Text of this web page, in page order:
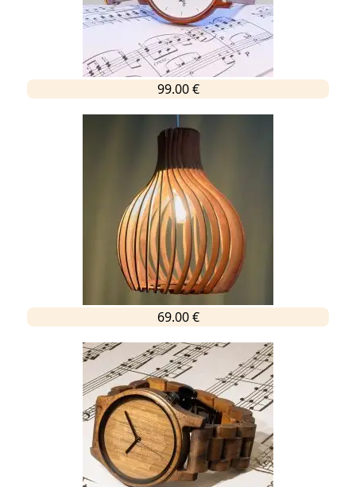
99.00 €
69.00 €